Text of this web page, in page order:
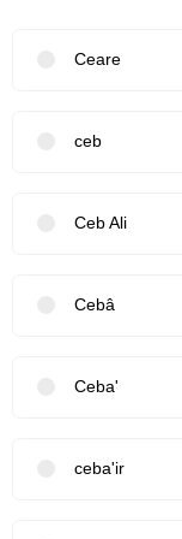
Ceare
ceb
Ceb Ali
Cebâ
Ceba'
ceba'ir